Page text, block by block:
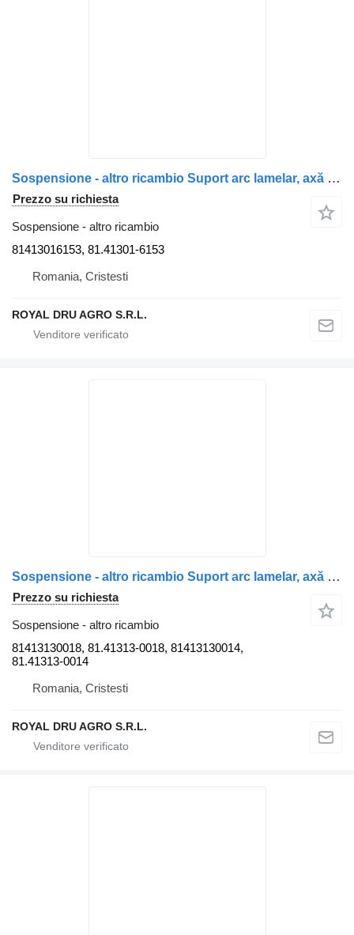
Sospensione - altro ricambio Suport arc lamelar, axă față spate stânga 81413016153 per camion MAN TGS 35.480
Prezzo su richiesta
Sospensione - altro ricambio
81413016153, 81.41301-6153
Romania, Cristesti
ROYAL DRU AGRO S.R.L.
Sospensione - altro ricambio Suport arc lamelar, axă față dreapta 81413130018 per camion MAN TGS 26.440
Prezzo su richiesta
Sospensione - altro ricambio
81413130018, 81.41313-0018, 81413130014,
81.41313-0014
Romania, Cristesti
ROYAL DRU AGRO S.R.L.